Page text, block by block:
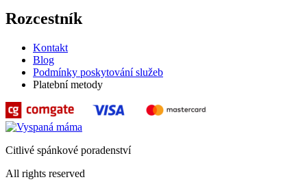
Rozcestník
Kontakt
Blog
Podmínky poskytování služeb
Platební metody
Citlivé spánkové poradenství
All rights reserved